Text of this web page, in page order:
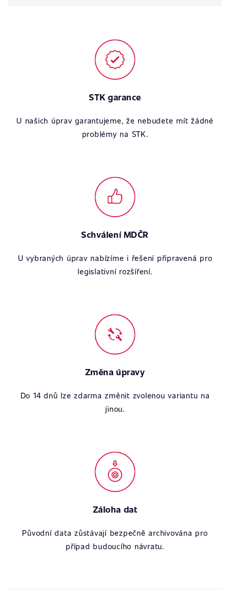
STK garance
U našich úprav garantujeme, že nebudete mít žádné
problémy na STK.
Schválení MDČR
U vybraných úprav nabízíme i řešení připravená pro
legislativní rozšíření.
Změna úpravy
Do 14 dnů lze zdarma změnit zvolenou variantu na
jinou.
Záloha dat
Původní data zůstávají bezpečně archivována pro
případ budoucího návratu.